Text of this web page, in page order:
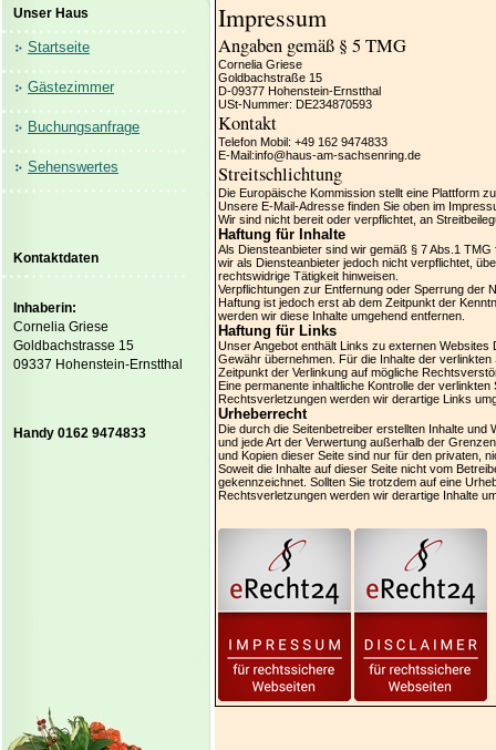
Unser Haus
Startseite
Gästezimmer
Buchungsanfrage
Sehenswertes
Kontaktdaten
Inhaberin:
Cornelia Griese
Goldbachstrasse 15
09337 Hohenstein-Ernstthal
Handy 0162 9474833
Impressum
Angaben gemäß § 5 TMG
Cornelia Griese
Goldbachstraße 15
D-09377 Hohenstein-Ernstthal
USt-Nummer: DE234870593
Kontakt
Telefon Mobil: +49 162 9474833
E-Mail:info@haus-am-sachsenring.de
Streitschlichtung
Die Europäische Kommission stellt eine Plattform
Unsere E-Mail-Adresse finden Sie oben im
Wir sind nicht bereit oder verpflichtet, an
Haftung für Inhalte
Als Diensteanbieter sind wir gemäß § 7 Abs.1
wir als Diensteanbieter jedoch nicht verpflichtet,
rechtswidrige Tätigkeit hinweisen.
Verpflichtungen zur Entfernung oder Sperrung der
Haftung ist jedoch erst ab dem Zeitpunkt der
werden wir diese Inhalte umgehend entfernen.
Haftung für Links
Unser Angebot enthält Links zu externen
Gewähr übernehmen. Für die Inhalte der
Zeitpunkt der Verlinkung auf mögliche
Eine permanente inhaltliche Kontrolle der
Rechtsverletzungen werden wir derartige Links
Urheberrecht
Die durch die Seitenbetreiber erstellten Inhalte und
und jede Art der Verwertung außerhalb der
und Kopien dieser Seite sind nur für den privaten,
Soweit die Inhalte auf dieser Seite nicht vom
gekennzeichnet. Sollten Sie trotzdem auf eine
Rechtsverletzungen werden wir derartige Inhalte